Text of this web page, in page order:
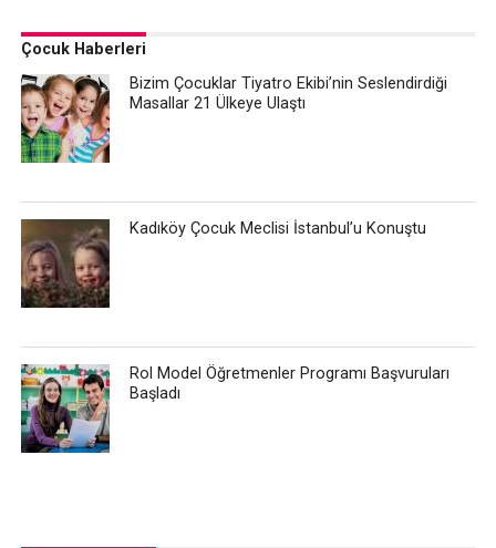
Çocuk Haberleri
Bizim Çocuklar Tiyatro Ekibi’nin Seslendirdiği
Masallar 21 Ülkeye Ulaştı
Kadıköy Çocuk Meclisi İstanbul’u Konuştu
Rol Model Öğretmenler Programı Başvuruları
Başladı